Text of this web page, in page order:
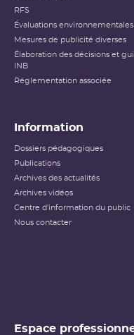
locales
Niveau 5
Niveau 7
L’échelle INES
au public
sûreté ou de la
applicable aux
événements ayant
réelles, sur la
Elle ne s’applique
habituellement
reçue
RFS
Évaluations environnementales
Mesures de publicité diverses
Élaboration des décisions et
INB
Réglementation associée
Information
Dossiers pédagogiques
Publications
Archives des actualités
Archives vidéos
Centre d'information du public
Nous contacter
Espace